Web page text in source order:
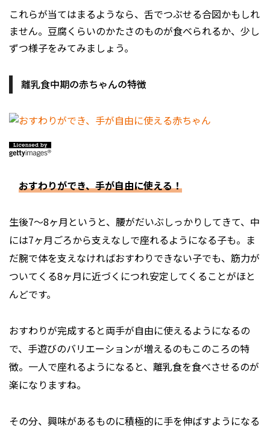
これらが当てはまるようなら、舌でつぶせる合図かもしれ
ません。豆腐くらいのかたさのものが食べられるか、少し
ずつ様子をみてみましょう。
離乳食中期の赤ちゃんの特徴
おすわりができ、手が自由に使える！
生後7〜8ヶ月というと、腰がだいぶしっかりしてきて、中
には7ヶ月ごろから支えなしで座れるようになる子も。ま
だ腕で体を支えなければおすわりできない子でも、筋力が
ついてくる8ヶ月に近づくにつれ安定してくることがほと
んどです。
おすわりが完成すると両手が自由に使えるようになるの
で、手遊びのバリエーションが増えるのもこのころの特
徴。一人で座れるようになると、離乳食を食べさせるのが
楽になりますね。
その分、興味があるものに積極的に手を伸ばすようになる